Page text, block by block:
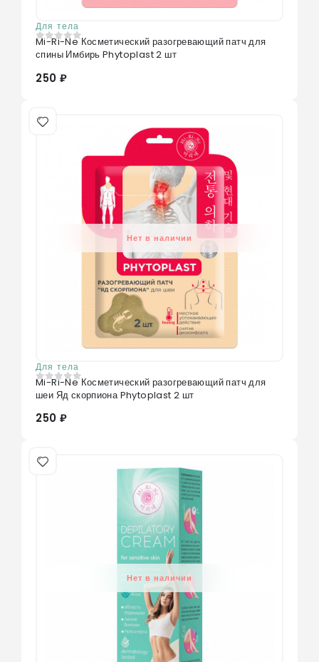
Для тела
0из 5
Mi-Ri-Ne Косметический разогревающий патч для
спины Имбирь Phytoplast 2 шт
250 ₽
Нет в наличии
Для тела
0из 5
Mi-Ri-Ne Косметический разогревающий патч для
шеи Яд скорпиона Phytoplast 2 шт
250 ₽
Нет в наличии